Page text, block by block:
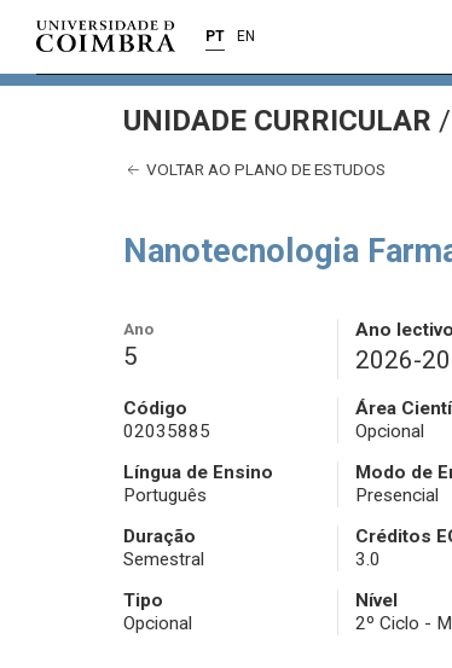
PT EN
UNIDADE CURRICULAR /
VOLTAR AO PLANO DE ESTUDOS
Nanotecnologia
Ano
5
Ano lectivo
2026-
Código
02035885
Área
Opcional
Língua de Ensino
Português
Modo de
Presencial
Duração
Semestral
Créditos
3.0
Tipo
Opcional
Nível
2º Ciclo -